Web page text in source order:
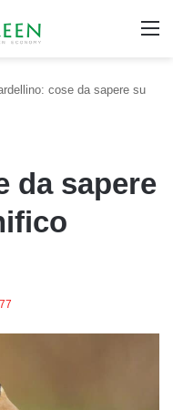
cose da sapere su
da sapere